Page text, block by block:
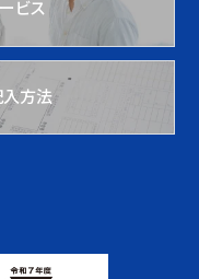
ビス
方法